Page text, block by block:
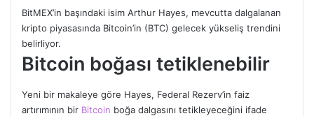
BitMEX’in başındaki isim Arthur Hayes, mevcutta dalgalanan
kripto piyasasında Bitcoin’in (BTC) gelecek yükseliş trendini
belirliyor.
Bitcoin boğası tetiklenebilir
Yeni bir makaleye göre Hayes, Federal Rezerv’in faiz
artırımının bir Bitcoin boğa dalgasını tetikleyeceğini ifade